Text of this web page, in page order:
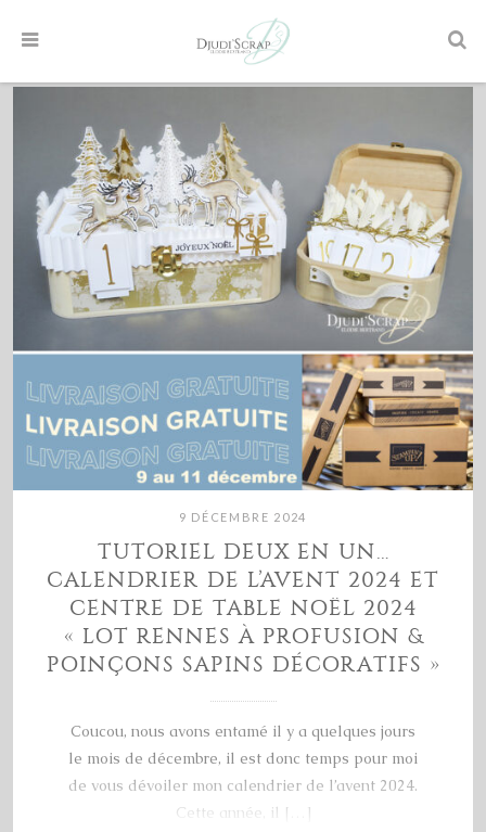
9 DÉCEMBRE 2024
TUTORIEL DEUX EN UN…
CALENDRIER DE L’AVENT 2024 ET
CENTRE DE TABLE NOËL 2024
« LOT RENNES À PROFUSION &
POINÇONS SAPINS DÉCORATIFS »
Coucou, nous avons entamé il y a quelques jours
le mois de décembre, il est donc temps pour moi
de vous dévoiler mon calendrier de l’avent 2024.
Cette année, il […]